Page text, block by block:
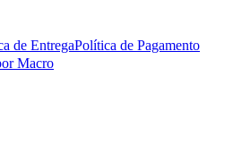
de EntregaPolítica de Pagamento
Macro